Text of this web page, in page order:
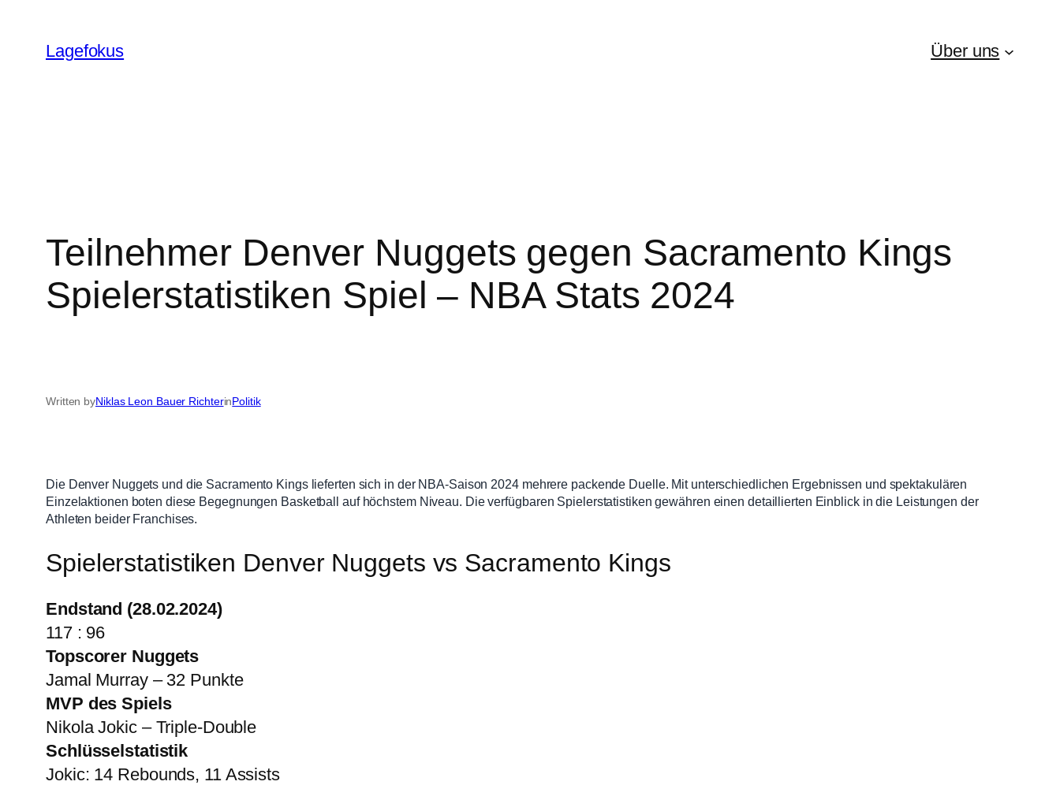
content
Lagefokus Über uns
Teilnehmer Denver Nuggets gegen Sacramento Kings
Spielerstatistiken Spiel – NBA Stats 2024
Written byNiklas Leon Bauer RichterinPolitik
Die Denver Nuggets und die Sacramento Kings lieferten sich in der NBA-Saison 2024 mehrere packende Duelle. Mit unterschiedlichen Ergebnissen und spektakulären
Einzelaktionen boten diese Begegnungen Basketball auf höchstem Niveau. Die verfügbaren Spielerstatistiken gewähren einen detaillierten Einblick in die Leistungen der
Athleten beider Franchises.
Spielerstatistiken Denver Nuggets vs Sacramento Kings
Endstand (28.02.2024)
117 : 96
Topscorer Nuggets
Jamal Murray – 32 Punkte
MVP des Spiels
Nikola Jokic – Triple-Double
Schlüsselstatistik
Jokic: 14 Rebounds, 11 Assists